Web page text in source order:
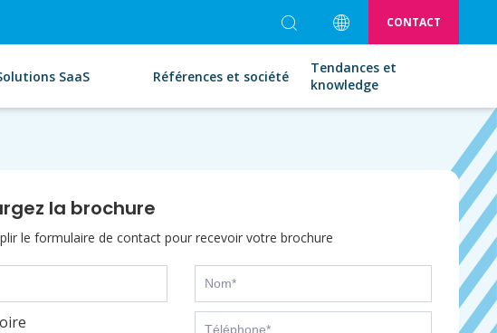
CONTACT
SaaS Références et société
Tendances et
knowledge
la brochure
le formulaire de contact pour recevoir votre brochure